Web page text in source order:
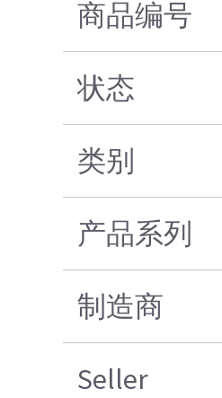
商品编号
状态
类别
产品系列
制造商
Seller